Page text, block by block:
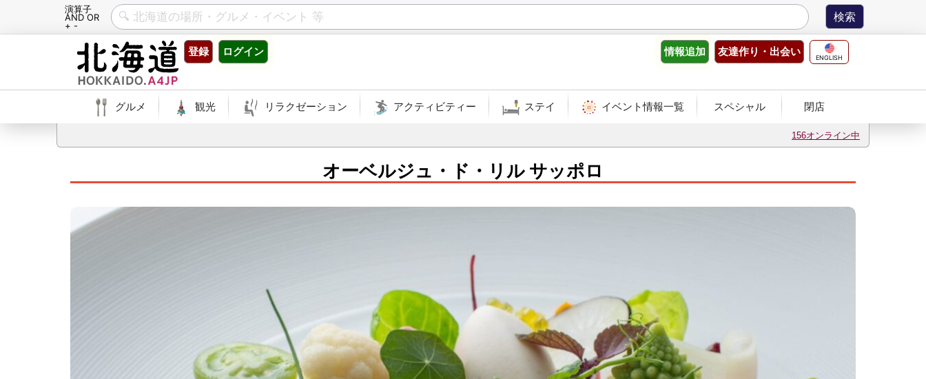
演算子
AND OR
+ -
登録 ログイン ENGLISH
友達作り ・出会い
情報追加
グルメ 観光 リラクゼーション アクティビティー ステイ イベント情報一覧 スペシャル 閉店
156オンライン中
オーベルジュ・ド・リル サッポロ